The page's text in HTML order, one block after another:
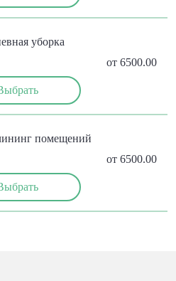
уборка
от 6500.00
помещений
от 6500.00